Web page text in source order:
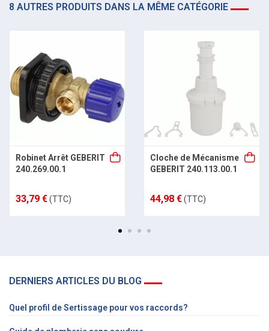
8 AUTRES PRODUITS DANS LA MÊME CATÉGORIE
Robinet Arrêt GEBERIT
240.269.00.1
33,79 €(TTC)
Cloche de Mécanisme
GEBERIT 240.113.00.1
44,98 €(TTC)
DERNIERS ARTICLES DU BLOG
Quel profil de Sertissage pour vos raccords?